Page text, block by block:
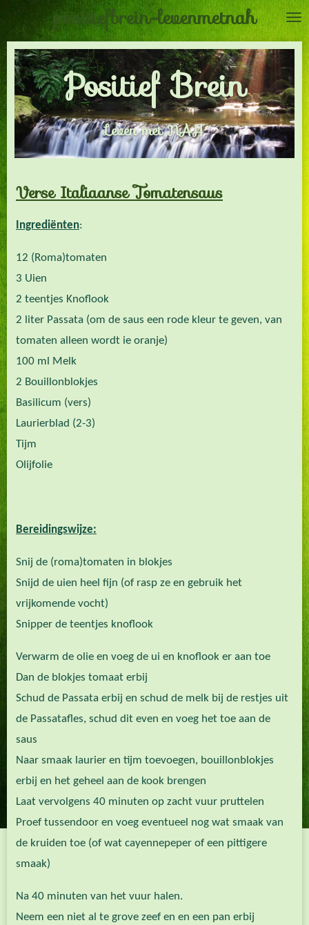
direct
naar
de
hoofdinhoud
positiefbrein-levenmetnah
Positief Brein
Leven met NAH
Verse Italiaanse Tomatensaus
Ingrediënten:
12 (Roma)tomaten
3 Uien
2 teentjes Knoflook
2 liter Passata (om de saus een rode kleur te geven, van
tomaten alleen wordt ie oranje)
100 ml Melk
2 Bouillonblokjes
Basilicum (vers)
Laurierblad (2-3)
Tijm
Olijfolie
Bereidingswijze:
Snij de (roma)tomaten in blokjes
Snijd de uien heel fijn (of rasp ze en gebruik het
vrijkomende vocht)
Snipper de teentjes knoflook
Verwarm de olie en voeg de ui en knoflook er aan toe
Dan de blokjes tomaat erbij
Schud de Passata erbij en schud de melk bij de restjes uit
de Passatafles, schud dit even en voeg het toe aan de
saus
Naar smaak laurier en tijm toevoegen, bouillonblokjes
erbij en het geheel aan de kook brengen
Laat vervolgens 40 minuten op zacht vuur pruttelen
Proef tussendoor en voeg eventueel nog wat smaak van
de kruiden toe (of wat cayennepeper of een pittigere
smaak)
Na 40 minuten van het vuur halen.
Neem een niet al te grove zeef en en een pan erbij